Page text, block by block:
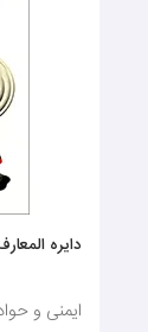
دایره
ایمنی و